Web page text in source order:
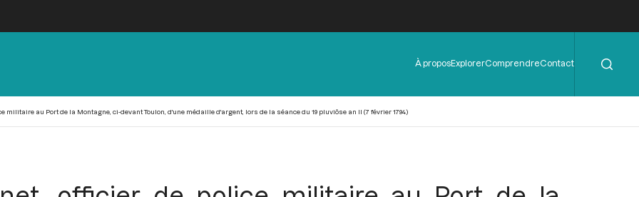
Menu
de
À proposExplorerComprendreContact
militaire au Port de la Montagne, ci-devant Toulon, d'une médaille d'argent, lors de la séance du 19 pluviôse an II (7 février 1794)